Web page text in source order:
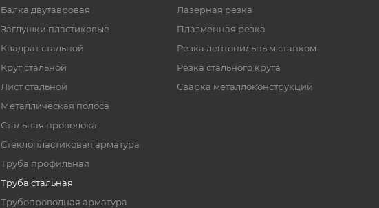
Балка двутавровая
Заглушки пластиковые
Квадрат стальной
Круг стальной
Лист стальной
Металлическая полоса
Стальная проволока
Стеклопластиковая арматура
Труба профильная
Труба стальная
Трубопроводная арматура
Лазерная резка
Плазменная резка
Резка лентопильным станком
Резка стального круга
Сварка металлоконструкций